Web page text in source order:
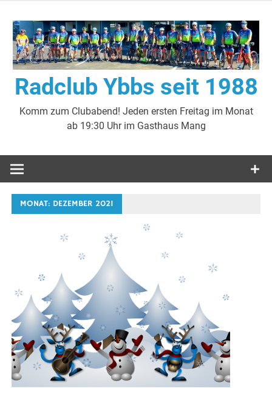
Inhalt
springen
Radclub Ybbs seit 1988
Komm zum Clubabend! Jeden ersten Freitag im Monat
ab 19:30 Uhr im Gasthaus Mang
MONAT: DEZEMBER 2021